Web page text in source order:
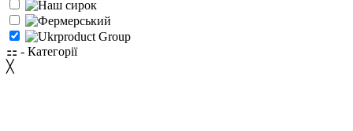
⚏ - Категорії
╳